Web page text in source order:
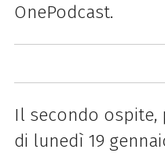
OnePodcast.
Il secondo ospite,
di lunedì 19